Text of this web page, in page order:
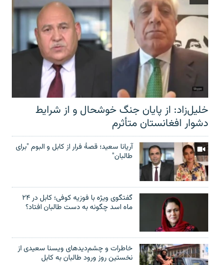
خلیل‌زاد: از پایان جنگ خوشحال و از شرایط
دشوار افغانستان متأثرم
آریانا سعید؛ قصۀ فرار از کابل و البوم "برای
طالبان"
گفتگوی ویژه با فوزیه کوفی؛ کابل در ۲۴
ماه اسد چگونه به دست طالبان افتاد؟
خاطرات و چشم‌دید‌های ویسنا سعیدی از
نخستین روز ورود طالبان به کابل